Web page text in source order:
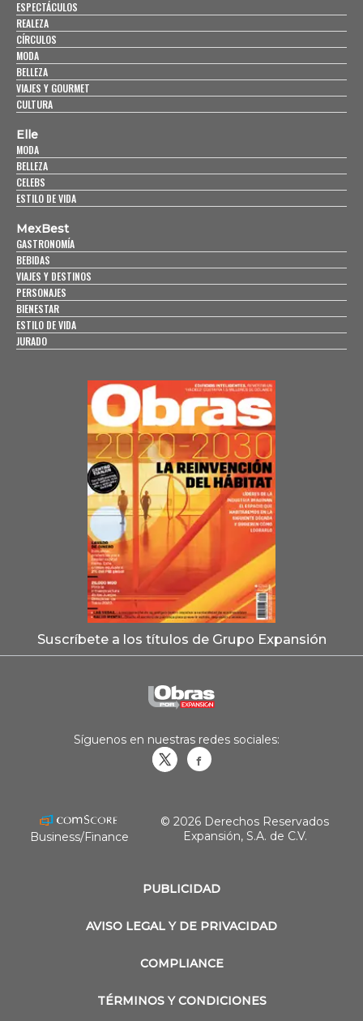
ESPECTÁCULOS
REALEZA
CÍRCULOS
MODA
BELLEZA
VIAJES Y GOURMET
CULTURA
Elle
MODA
BELLEZA
CELEBS
ESTILO DE VIDA
MexBest
GASTRONOMÍA
BEBIDAS
VIAJES Y DESTINOS
PERSONAJES
BIENESTAR
ESTILO DE VIDA
JURADO
Suscríbete a los títulos de Grupo Expansión
PUBLICIDAD
AVISO LEGAL Y DE PRIVACIDAD
COMPLIANCE
TÉRMINOS Y CONDICIONES
Síguenos en nuestras redes sociales:
Business/Finance
© 2026 Derechos Reservados
Expansión, S.A. de C.V.